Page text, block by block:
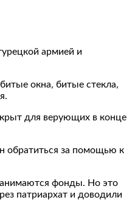
армией и
окна, битые стекла,
для верующих в конце
обратиться за помощью к
фонды. Но это
патриархат и доводили